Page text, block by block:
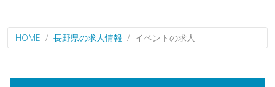
HOME 長野県の求人情報 イベントの求人